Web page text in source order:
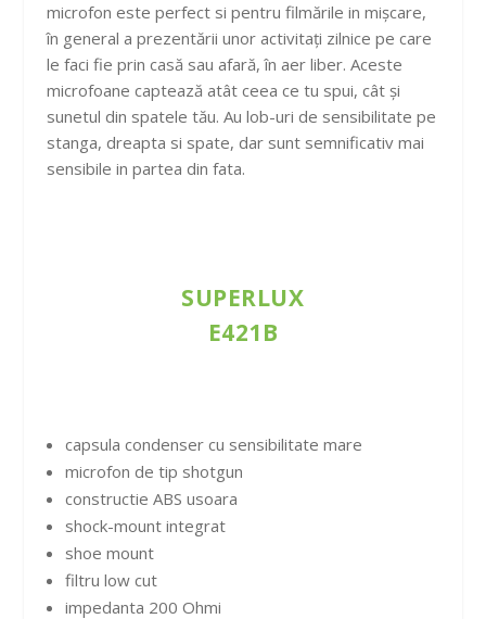
microfon este perfect si pentru filmările in mișcare,
în general a prezentării unor activitați zilnice pe care
le faci fie prin casă sau afară, în aer liber. Aceste
microfoane captează atât ceea ce tu spui, cât și
sunetul din spatele tău. Au lob-uri de sensibilitate pe
stanga, dreapta si spate, dar sunt semnificativ mai
sensibile in partea din fata.
SUPERLUX
E421B
capsula condenser cu sensibilitate mare
microfon de tip shotgun
constructie ABS usoara
shock-mount integrat
shoe mount
filtru low cut
impedanta 200 Ohmi